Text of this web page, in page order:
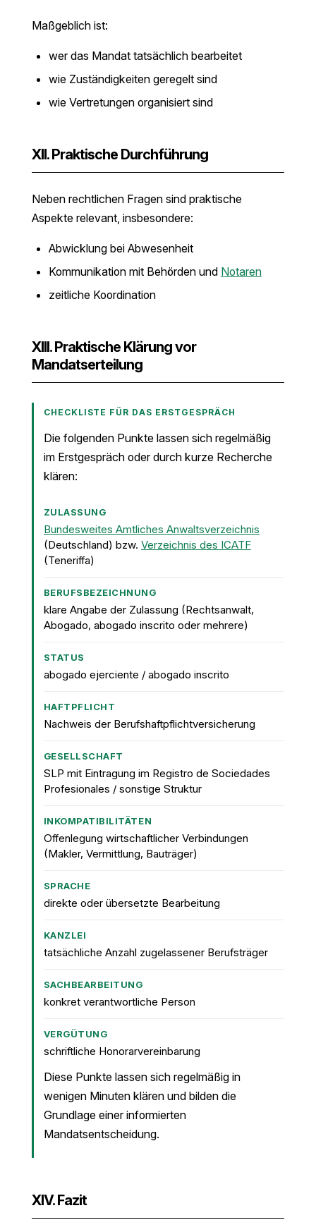
Maßgeblich ist:
wer das Mandat tatsächlich bearbeitet
wie Zuständigkeiten geregelt sind
wie Vertretungen organisiert sind
XII. Praktische Durchführung
Neben rechtlichen Fragen sind praktische
Aspekte relevant, insbesondere:
Abwicklung bei Abwesenheit
Kommunikation mit Behörden und Notaren
zeitliche Koordination
XIII. Praktische Klärung vor
Mandatserteilung
CHECKLISTE FÜR DAS ERSTGESPRÄCH
Die folgenden Punkte lassen sich regelmäßig
im Erstgespräch oder durch kurze Recherche
klären:
ZULASSUNG
Bundesweites Amtliches Anwaltsverzeichnis
(Deutschland) bzw. Verzeichnis des ICATF
(Teneriffa)
BERUFSBEZEICHNUNG
klare Angabe der Zulassung (Rechtsanwalt,
Abogado, abogado inscrito oder mehrere)
STATUS
abogado ejerciente / abogado inscrito
HAFTPFLICHT
Nachweis der Berufshaftpflichtversicherung
GESELLSCHAFT
SLP mit Eintragung im Registro de Sociedades
Profesionales / sonstige Struktur
INKOMPATIBILITÄTEN
Offenlegung wirtschaftlicher Verbindungen
(Makler, Vermittlung, Bauträger)
SPRACHE
direkte oder übersetzte Bearbeitung
KANZLEI
tatsächliche Anzahl zugelassener Berufsträger
SACHBEARBEITUNG
konkret verantwortliche Person
VERGÜTUNG
schriftliche Honorarvereinbarung
Diese Punkte lassen sich regelmäßig in
wenigen Minuten klären und bilden die
Grundlage einer informierten
Mandatsentscheidung.
XIV. Fazit